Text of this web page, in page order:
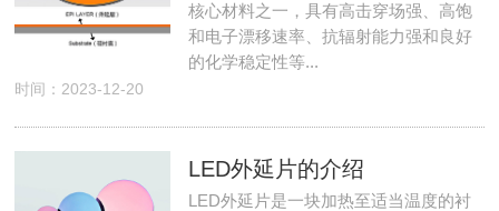
核心材料之一，具有高击穿场强、高饱
和电子漂移速率、抗辐射能力强和良好
的化学稳定性等...
时间：2023-12-20
LED外延片的介绍
LED外延片是一块加热至适当温度的衬